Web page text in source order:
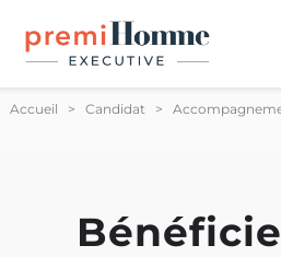
Accueil > Candidat >